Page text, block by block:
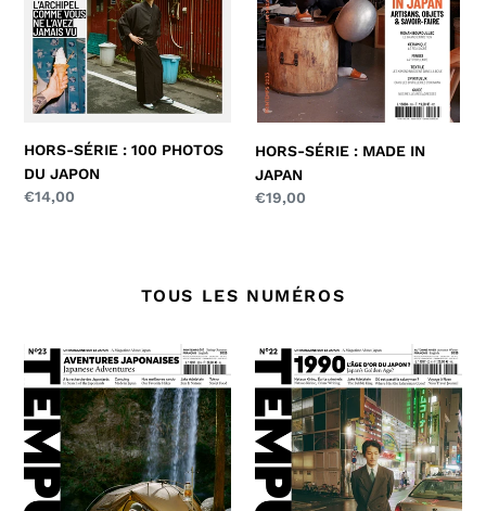
JAPON
HORS-SÉRIE : 100 PHOTOS
DU JAPON
Prix
€14,00
HORS-SÉRIE : MADE IN
JAPAN
Prix
€19,00
TOUS LES NUMÉROS
N°23
:
AVENTURES
JAPONAISES
N°22
:
1990,
L'ÂGE
D'OR
DU
JAPON